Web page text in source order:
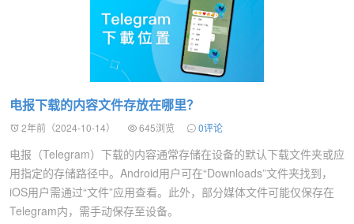
电报下载的内容文件存放在哪里？
2年前（2024-10-14） 645浏览 0评论
电报（Telegram）下载的内容通常存储在设备的默认下载文件夹或应
用指定的存储路径中。Android用户可在“Downloads”文件夹找到，
iOS用户需通过“文件”应用查看。此外，部分媒体文件可能仅保存在
Telegram内，需手动保存至设备。